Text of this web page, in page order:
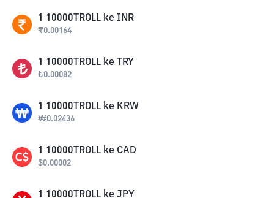
1 10000TROLL ke INR
₹0.00164
1 10000TROLL ke TRY
₺0.00082
1 10000TROLL ke KRW
₩0.02436
1 10000TROLL ke CAD
$0.00002
1 10000TROLL ke JPY